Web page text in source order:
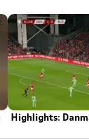
Highlights: